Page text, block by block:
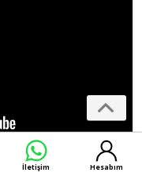
İletişim Hesabım